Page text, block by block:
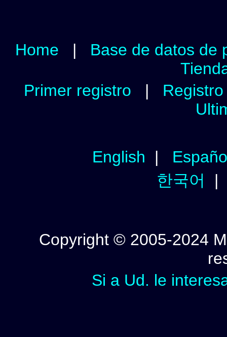
Home | Base de datos de
Primer registro |
English |
한국어
Copyright © 2005-2024
Si a Ud. le